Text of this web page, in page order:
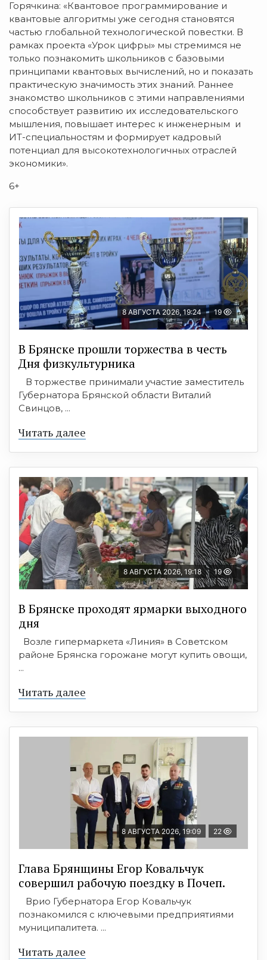
Горячкина: «Квантовое программирование и
квантовые алгоритмы уже сегодня становятся
частью глобальной технологической повестки. В
рамках проекта «Урок цифры» мы стремимся не
только познакомить школьников с базовыми
принципами квантовых вычислений, но и показать
практическую значимость этих знаний. Раннее
знакомство школьников с этими направлениями
способствует развитию их исследовательского
мышления, повышает интерес к инженерным и
ИТ-специальностям и формирует кадровый
потенциал для высокотехнологичных отраслей
экономики».
6+
8 АВГУСТА 2026, 19:24 19
В Брянске прошли торжества в честь
Дня физкультурника
В торжестве принимали участие заместитель
Губернатора Брянской области Виталий
Свинцов, ...
Читать далее
8 АВГУСТА 2026, 19:18 19
В Брянске проходят ярмарки выходного
дня
Возле гипермаркета «Линия» в Советском
районе Брянска горожане могут купить овощи,
...
Читать далее
8 АВГУСТА 2026, 19:09 22
Глава Брянщины Егор Ковальчук
совершил рабочую поездку в Почеп.
Врио Губернатора Егор Ковальчук
познакомился с ключевыми предприятиями
муниципалитета. ...
Читать далее